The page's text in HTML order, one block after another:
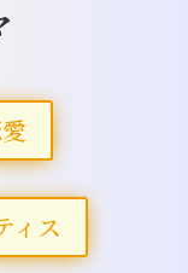
ィス